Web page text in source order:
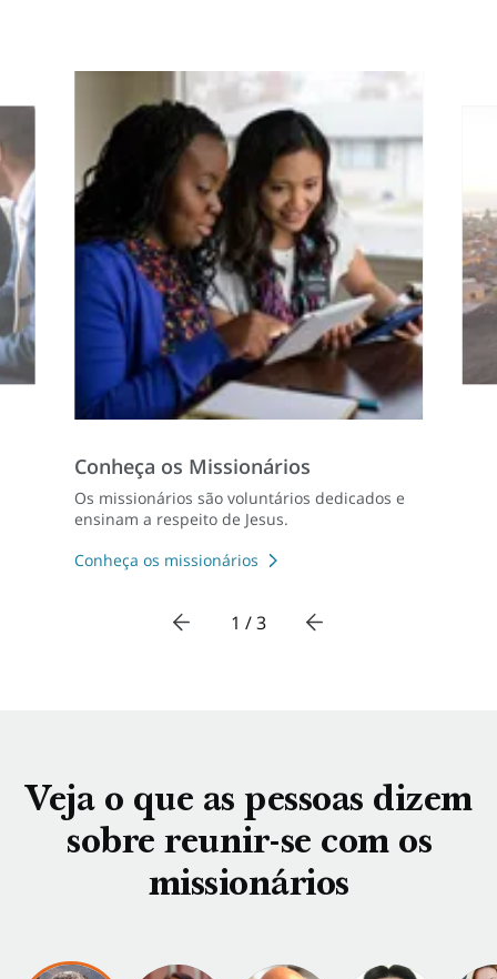
Conheça os Missionários
Os missionários são voluntários dedicados e
ensinam a respeito de Jesus.
Conheça os missionários
1 / 3
Veja o que as pessoas dizem
sobre reunir-se com os
missionários